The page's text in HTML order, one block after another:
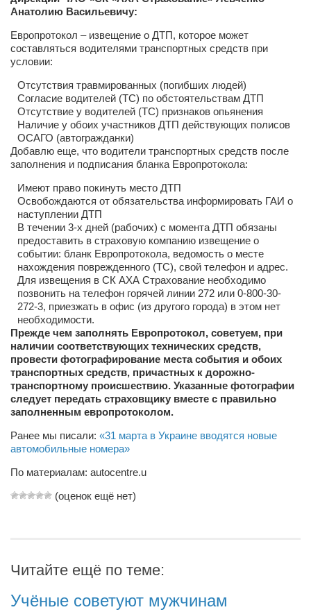
Оксана Скоробагатская
Евгений Полюхович
Бизнес-партнёры
Здоровье
Врач психиатр–нарколог Анплеев А.Б.
Косметологическое отделение КП Сумская
Оптика — Медтехника
Тенториум -центр независимых дистрибьюторов
Кафе, клубы, рестораны
«Винегрет» — демократичный ресторан
«ЧАЙ — КАВА» магазин — кафе
Магазины
«CYCLE GARAGE» — магазин велосипедов
«Книголюб» — супермаркет
Багетный двор
«Павел» — магазин мужской одежды
«Траверс» — экипировочный центр
Евгений Касьяненко
Анатолию Васильевичу:
Европротокол – извещение о ДТП, которое может
составляться водителями транспортных средств при
условии:
Отсутствия травмированных (погибших людей)
Согласие водителей (ТС) по обстоятельствам ДТП
Отсутствие у водителей (ТС) признаков опьянения
Наличие у обоих участников ДТП действующих полисов
ОСАГО (автогражданки)
Добавлю еще, что водители транспортных средств после
заполнения и подписания бланка Европротокола:
Имеют право покинуть место ДТП
Освобождаются от обязательства информировать ГАИ о
наступлении ДТП
В течении 3-х дней (рабочих) с момента ДТП обязаны
предоставить в страховую компанию извещение о
событии: бланк Европротокола, ведомость о месте
нахождения поврежденного (ТС), свой телефон и адрес.
Для извещения в СК АХА Страхование необходимо
позвонить на телефон горячей линии 272 или 0-800-30-
272-3, приезжать в офис (из другого города) в этом нет
необходимости.
Прежде чем заполнять Европротокол, советуем, при
наличии соответствующих технических средств,
провести фотографирование места события и обоих
транспортных средств, причастных к дорожно-
транспортному происшествию. Указанные фотографии
следует передать страховщику вместе с правильно
заполненным европротоколом.
Ранее мы писали: «31 марта в Украине вводятся новые
автомобильные номера»
По материалам: autocentre.u
(оценок ещё нет)
Читайте ещё по теме:
Учёные советуют мужчинам